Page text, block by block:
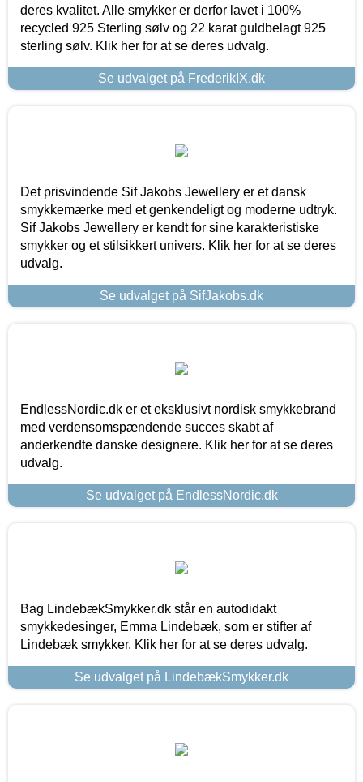
deres kvalitet. Alle smykker er derfor lavet i 100%
recycled 925 Sterling sølv og 22 karat guldbelagt 925
sterling sølv. Klik her for at se deres udvalg.
Se udvalget på FrederikIX.dk
Det prisvindende Sif Jakobs Jewellery er et dansk
smykkemærke med et genkendeligt og moderne udtryk.
Sif Jakobs Jewellery er kendt for sine karakteristiske
smykker og et stilsikkert univers. Klik her for at se deres
udvalg.
Se udvalget på SifJakobs.dk
EndlessNordic.dk er et eksklusivt nordisk smykkebrand
med verdensomspændende succes skabt af
anderkendte danske designere. Klik her for at se deres
udvalg.
Se udvalget på EndlessNordic.dk
Bag LindebækSmykker.dk står en autodidakt
smykkedesinger, Emma Lindebæk, som er stifter af
Lindebæk smykker. Klik her for at se deres udvalg.
Se udvalget på LindebækSmykker.dk